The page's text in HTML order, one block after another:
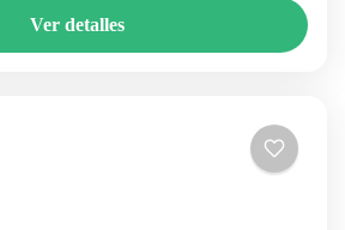
Ver detalles